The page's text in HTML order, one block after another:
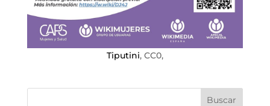
Tiputini, CC0,
Buscar